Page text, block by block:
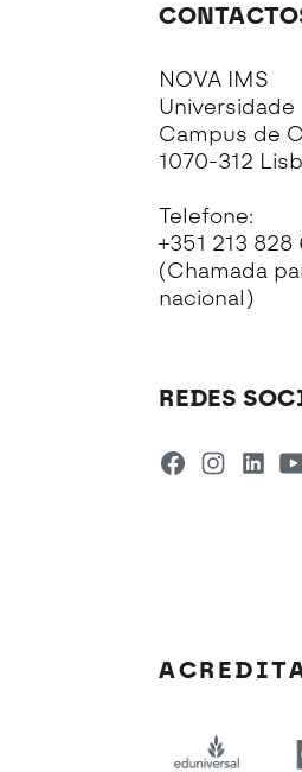
NOVA IMS
Universidade
Campus de
1070-312
Telefone:
+351 213 828
(Chamada
nacional)
REDES